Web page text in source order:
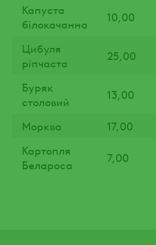
Капуста
білокачанна
10,00
Цибуля
ріпчаста
25,00
Буряк
столовий
13,00
Морква 17,00
Картопля
Белароса
7,00